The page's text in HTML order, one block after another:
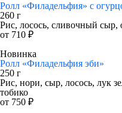
Ролл «Филадельфия» с
260 г
Рис, лосось, сливочный сыр,
от 710 ₽
Новинка
Ролл «Филадельфия эби»
250 г
Рис, нори, сыр, лосось, лук
тобико
от 750 ₽